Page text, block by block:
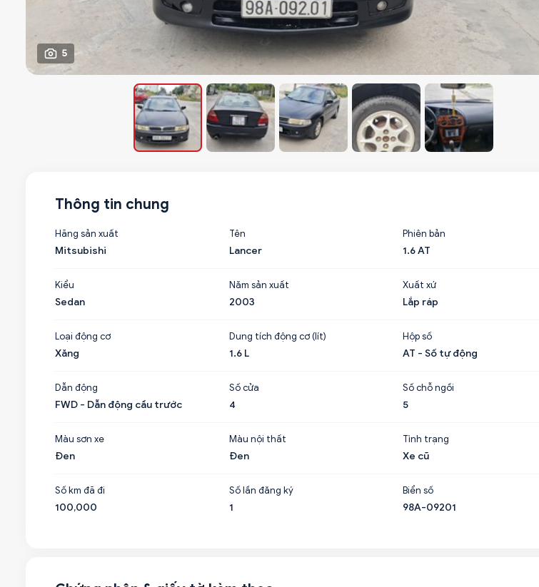
5
Thông tin chung
Hãng sản xuất
Mitsubishi
Tên
Lancer
Phiên bản
1.6 AT
Kiểu
Sedan
Năm sản xuất
2003
Xuất xứ
Lắp ráp
Loại động cơ
Xăng
Dung tích động cơ (lít)
1.6 L
Hộp số
AT - Số tự động
Dẫn động
FWD - Dẫn động cầu trước
Số cửa
4
Số chỗ ngồi
5
Màu sơn xe
Đen
Màu nội thất
Đen
Tình trạng
Xe cũ
Số km đã đi
100,000
Số lần đăng ký
1
Biển số
98A-09201